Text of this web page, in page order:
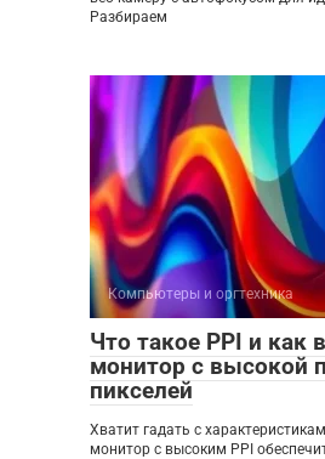
Разбираем
Компьютеры и оргтехника
Что такое PPI и как
монитор с высокой
пикселей
Хватит гадать с
монитор с высоким PPI